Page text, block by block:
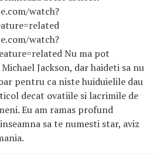
watch?
watch?
Nu ma pot
Jackson, dar haideti sa nu
pentru ca niste huiduielile dau
decat ovatiile si lacrimile de
Eu am ramas profund
sa te numesti star, aviz